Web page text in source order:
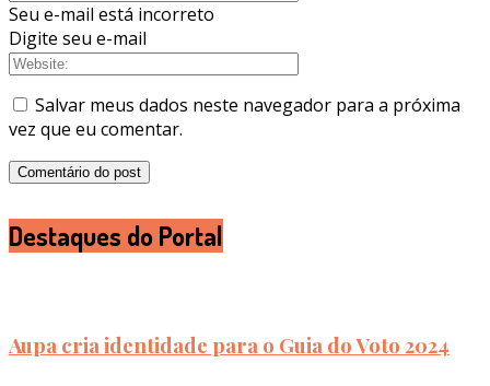
Seu e-mail está incorreto
Digite seu e-mail
Salvar meus dados neste navegador para a próxima
vez que eu comentar.
Destaques do Portal
Aupa cria identidade para o Guia do Voto 2024